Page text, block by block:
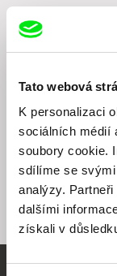
Tato webová
K personalizaci
sociálních médií
soubory cookie.
sdílíme se
analýzy.
dalšími
získali v
Související filmy
Graeme Thomson
Facs of Life